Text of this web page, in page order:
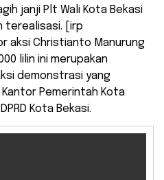
janji Plt Wali Kota Bekasi
terealisasi. [irp
aksi Christianto Manurung
lilin ini merupakan
demonstrasi yang
Pemerintah Kota
Kota Bekasi.